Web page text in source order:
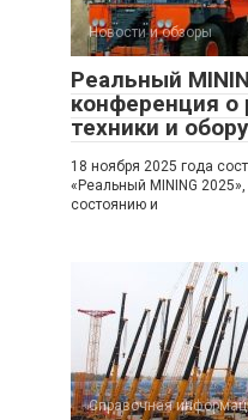
Новости и обзоры
Реальный
конференция о
техники и
18 ноября 2025 года
«Реальный MINING
состоянию и
Справочная